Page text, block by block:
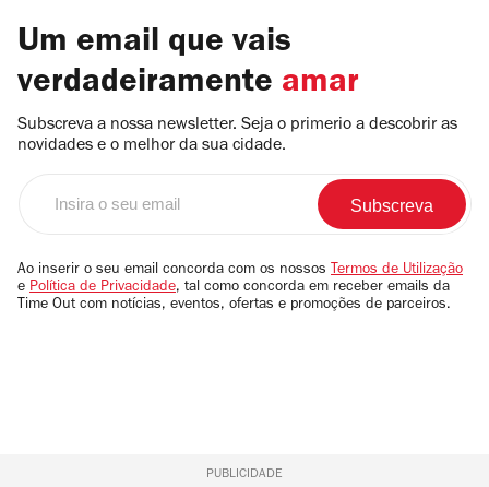
Um email que vais
verdadeiramente amar
Subscreva a nossa newsletter. Seja o primerio a descobrir as
novidades e o melhor da sua cidade.
email
Ao inserir o seu email concorda com os nossos Termos de Utilização
e Política de Privacidade, tal como concorda em receber emails da
Time Out com notícias, eventos, ofertas e promoções de parceiros.
PUBLICIDADE